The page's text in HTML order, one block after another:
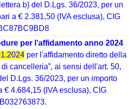
b) del D.Lgs. 36/2023, per un
a € 2.381,50 (IVA esclusa), CIG
per l’affidamento anno 2024
per l'affidamento diretto della
cancelleria”, ai sensi dell'art. 50,
D.Lgs. 36/2023, per un importo
€ 4.684,15 (IVA esclusa), CIG
B032763873.